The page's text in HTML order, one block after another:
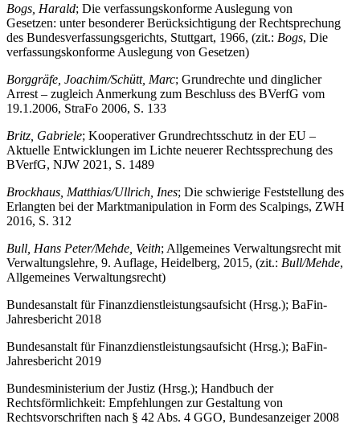
Bogs, Harald; Die verfassungskonforme Auslegung von
Gesetzen: unter besonderer Berücksichtigung der Rechtsprechung
des Bundesverfassungsgerichts, Stuttgart, 1966, (zit.: Bogs, Die
verfassungskonforme Auslegung von Gesetzen)
Borggräfe, Joachim/Schütt, Marc; Grundrechte und dinglicher
Arrest – zugleich Anmerkung zum Beschluss des BVerfG vom
19.1.2006, StraFo 2006, S. 133
Britz, Gabriele; Kooperativer Grundrechtsschutz in der EU –
Aktuelle Entwicklungen im Lichte neuerer Rechtssprechung des
BVerfG, NJW 2021, S. 1489
Brockhaus, Matthias/Ullrich, Ines; Die schwierige Feststellung des
Erlangten bei der Marktmanipulation in Form des Scalpings, ZWH
2016, S. 312
Bull, Hans Peter/Mehde, Veith; Allgemeines Verwaltungsrecht mit
Verwaltungslehre, 9. Auflage, Heidelberg, 2015, (zit.: Bull/Mehde,
Allgemeines Verwaltungsrecht)
Bundesanstalt für Finanzdienstleistungsaufsicht (Hrsg.); BaFin-
Jahresbericht 2018
Bundesanstalt für Finanzdienstleistungsaufsicht (Hrsg.); BaFin-
Jahresbericht 2019
Bundesministerium der Justiz (Hrsg.); Handbuch der
Rechtsförmlichkeit: Empfehlungen zur Gestaltung von
Rechtsvorschriften nach § 42 Abs. 4 GGO, Bundesanzeiger 2008